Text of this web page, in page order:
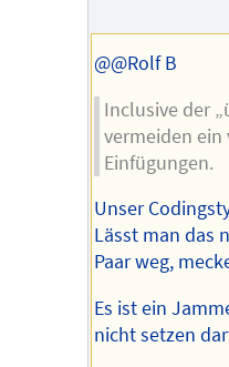
@@Rolf B
Inclusive der
vermeiden ein
Einfügungen.
Unser
Lässt man das
Paar weg,
Es ist ein
nicht setzen